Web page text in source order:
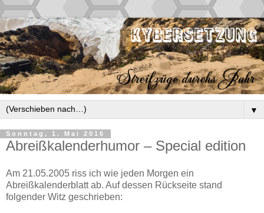
▼
Sonntag, 1. Mai 2016
Abreißkalenderhumor – Special edition
Am 21.05.2005 riss ich wie jeden Morgen ein
Abreißkalenderblatt ab. Auf dessen Rückseite stand
folgender Witz geschrieben: